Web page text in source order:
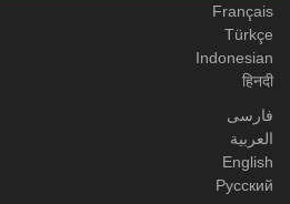
Français
Türkçe
Indonesian
हिनदी
فارسی
العربیة
English
Русский